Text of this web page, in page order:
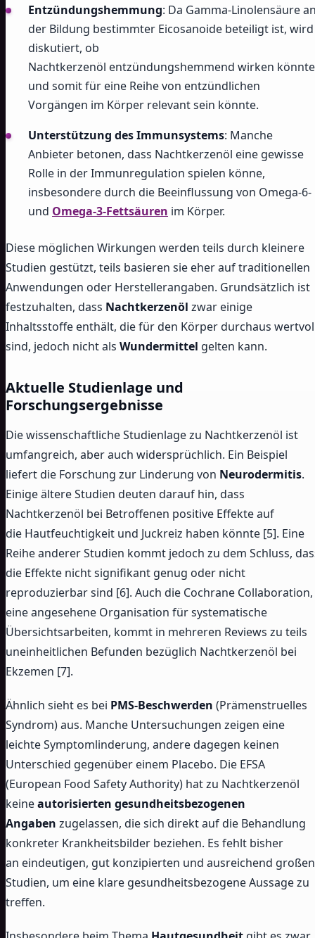
Entzündungshemmung: Da Gamma-Linolensäure
der Bildung bestimmter Eicosanoide beteiligt ist, wird
diskutiert, ob
Nachtkerzenöl entzündungshemmend wirken könnte
und somit für eine Reihe von entzündlichen
Vorgängen im Körper relevant sein könnte.
Unterstützung des Immunsystems: Manche
Anbieter betonen, dass Nachtkerzenöl eine gewisse
Rolle in der Immunregulation spielen könne,
insbesondere durch die Beeinflussung von Omega-6-
und Omega-3-Fettsäuren im Körper.
Diese möglichen Wirkungen werden teils durch kleinere
Studien gestützt, teils basieren sie eher auf traditionellen
Anwendungen oder Herstellerangaben. Grundsätzlich ist
festzuhalten, dass Nachtkerzenöl zwar einige
Inhaltsstoffe enthält, die für den Körper durchaus
sind, jedoch nicht als Wundermittel gelten kann.
Aktuelle Studienlage und
Forschungsergebnisse
Die wissenschaftliche Studienlage zu Nachtkerzenöl ist
umfangreich, aber auch widersprüchlich. Ein Beispiel
liefert die Forschung zur Linderung von Neurodermitis.
Einige ältere Studien deuten darauf hin, dass
Nachtkerzenöl bei Betroffenen positive Effekte auf
die Hautfeuchtigkeit und Juckreiz haben könnte [5]. Eine
Reihe anderer Studien kommt jedoch zu dem Schluss,
die Effekte nicht signifikant genug oder nicht
reproduzierbar sind [6]. Auch die Cochrane Collaboration,
eine angesehene Organisation für systematische
Übersichtsarbeiten, kommt in mehreren Reviews zu teils
uneinheitlichen Befunden bezüglich Nachtkerzenöl bei
Ekzemen [7].
Ähnlich sieht es bei PMS-Beschwerden (Prämenstruelles
Syndrom) aus. Manche Untersuchungen zeigen eine
leichte Symptomlinderung, andere dagegen keinen
Unterschied gegenüber einem Placebo. Die EFSA
(European Food Safety Authority) hat zu Nachtkerzenöl
keineautorisierten gesundheitsbezogenen
Angaben zugelassen, die sich direkt auf die Behandlung
konkreter Krankheitsbilder beziehen. Es fehlt bisher
an eindeutigen, gut konzipierten und ausreichend großen
Studien, um eine klare gesundheitsbezogene Aussage zu
treffen.